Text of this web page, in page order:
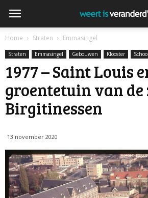
Home Straten Emmasingel
Straten Emmasingel Gebouwen Klooster
1977 – Saint Louis
groentetuin van de
Birgitinessen
13 november 2020